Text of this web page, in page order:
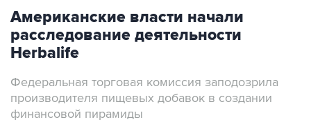
Американские власти начали
расследование деятельности
Herbalife
Федеральная торговая комиссия заподозрила
производителя пищевых добавок в создании
финансовой пирамиды